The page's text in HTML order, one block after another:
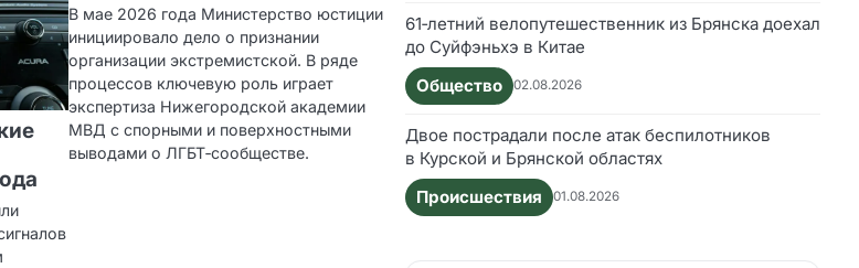
В мае 2026 года Министерство юстиции
инициировало дело о признании
организации экстремистской. В ряде
процессов ключевую роль играет
экспертиза Нижегородской академии
МВД с спорными и поверхностными
выводами о ЛГБТ‑сообществе.
61‑летний велопутешественник из Брянска доехал
до Суйфэньхэ в Китае
Общество
02.08.2026
Двое пострадали после атак беспилотников
в Курской и Брянской областях
Происшествия
01.08.2026